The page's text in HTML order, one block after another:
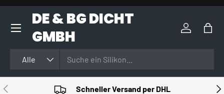
DIREKT ZUM INHALT
DE & BG DICHT
GMBH
Alle
Einloggen
VORHERIGE Schneller Versand per DHL